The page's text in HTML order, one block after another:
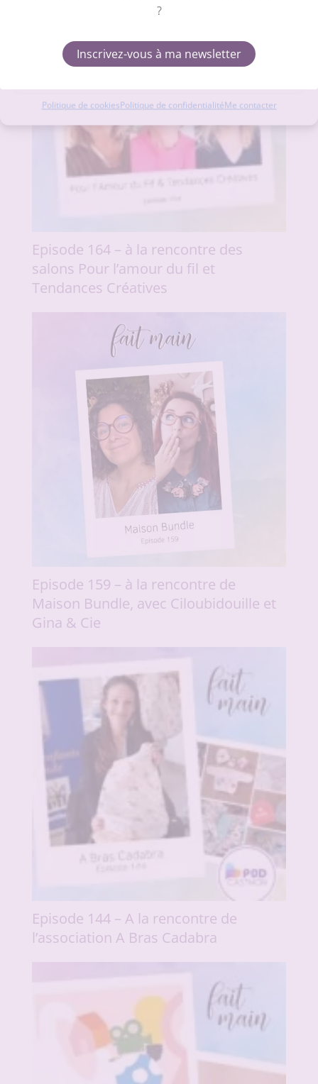
Accepter
Refuser
Politique de cookiesPolitique de confidentialitéMe contacter
?
Inscrivez-vous à ma newsletter
Episode 164 – à la rencontre des
salons Pour l’amour du fil et
Tendances Créatives
Episode 159 – à la rencontre de
Maison Bundle, avec Ciloubidouille et
Gina & Cie
Episode 144 – A la rencontre de
l’association A Bras Cadabra